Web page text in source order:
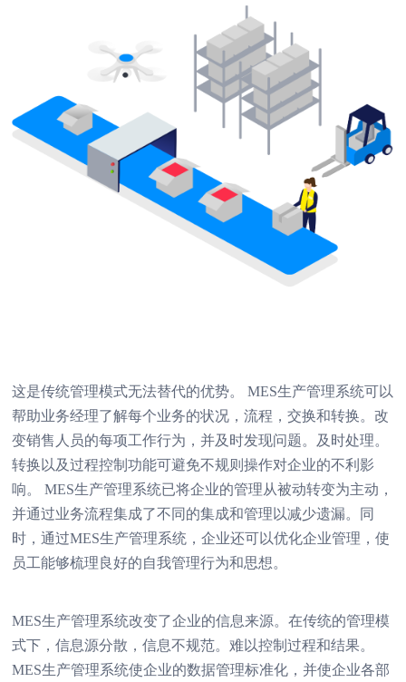
这是传统管理模式无法替代的优势。 MES生产管理系统可以
帮助业务经理了解每个业务的状况，流程，交换和转换。改
变销售人员的每项工作行为，并及时发现问题。及时处理。
转换以及过程控制功能可避免不规则操作对企业的不利影
响。 MES生产管理系统已将企业的管理从被动转变为主动，
并通过业务流程集成了不同的集成和管理以减少遗漏。同
时，通过MES生产管理系统，企业还可以优化企业管理，使
员工能够梳理良好的自我管理行为和思想。
MES生产管理系统改变了企业的信息来源。在传统的管理模
式下，信息源分散，信息不规范。难以控制过程和结果。
MES生产管理系统使企业的数据管理标准化，并使企业各部